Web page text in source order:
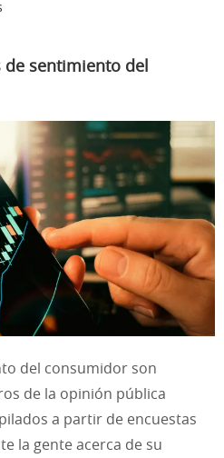
de sentimiento del
del consumidor son
de la opinión pública
a partir de encuestas
la gente acerca de su